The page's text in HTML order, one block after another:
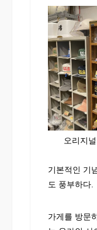
오리지
기본적인 기
도 풍부하다.
가게를 방문